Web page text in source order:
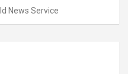
News Service